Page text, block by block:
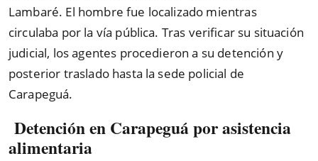
Lambaré. El hombre fue localizado mientras
circulaba por la vía pública. Tras verificar su situación
judicial, los agentes procedieron a su detención y
posterior traslado hasta la sede policial de
Carapeguá.
Detención en Carapeguá por asistencia
alimentaria